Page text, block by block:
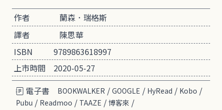
作者
蘭森．瑞格斯
譯者
陳思華
ISBN
9789863618997
上市時間
2020-05-27
電子書
BOOKWALKER / GOOGLE / HyRead / Kobo /
Pubu / Readmoo / TAAZE / 博客來 /